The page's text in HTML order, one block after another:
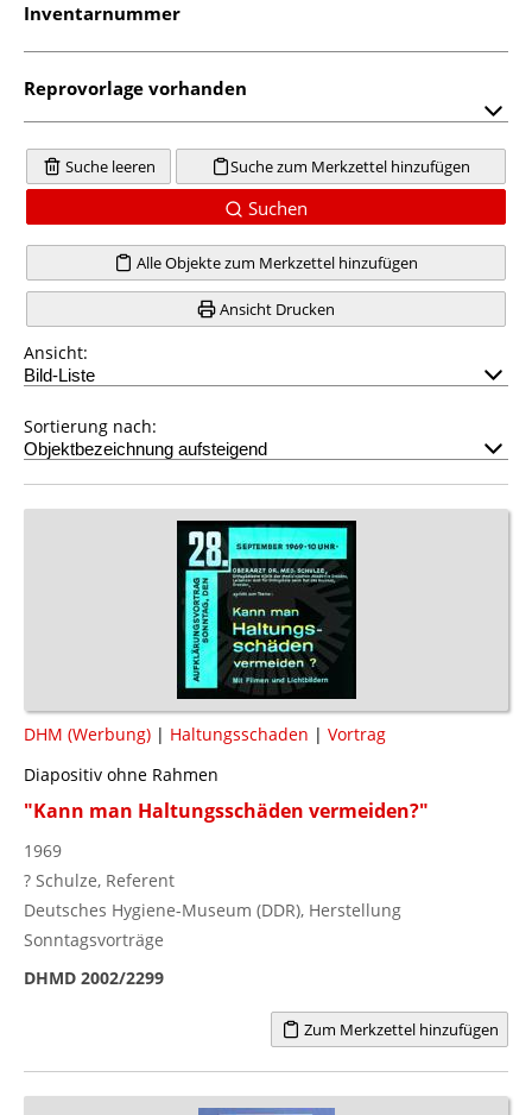
Inventarnummer
Reprovorlage vorhanden
Suche leeren Suche zum Merkzettel hinzufügen
Suchen
Alle Objekte zum Merkzettel hinzufügen
Ansicht Drucken
Ansicht:
Sortierung nach:
DHM (Werbung) | Haltungsschaden | Vortrag
Diapositiv ohne Rahmen
"Kann man Haltungsschäden vermeiden?"
1969
? Schulze, Referent
Deutsches Hygiene-Museum (DDR), Herstellung
Sonntagsvorträge
DHMD 2002/2299
Zum Merkzettel hinzufügen